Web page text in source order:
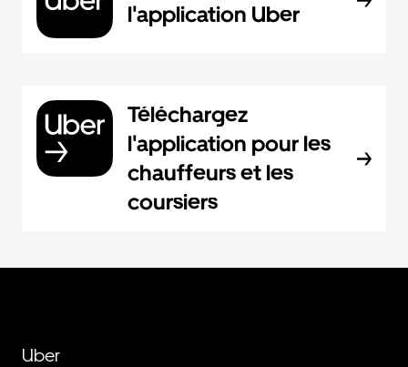
l'application Uber
Téléchargez
l'application pour les
chauffeurs et les
coursiers
Uber